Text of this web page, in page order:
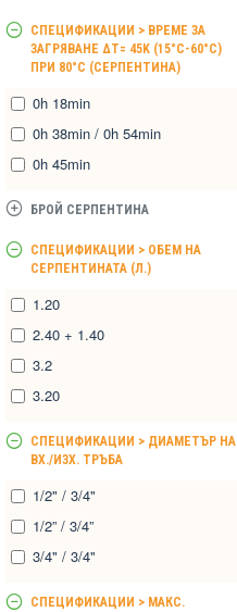
СПЕЦИФИКАЦИИ > ВРЕМЕ ЗА
ЗАГРЯВАНЕ ΔT= 45K (15°C-60°C)
ПРИ 80°C (СЕРПЕНТИНА)
0h 18min
0h 38min / 0h 54min
0h 45min
БРОЙ СЕРПЕНТИНА
СПЕЦИФИКАЦИИ > ОБЕМ НА
СЕРПЕНТИНАТА (Л.)
1.20
2.40 + 1.40
3.2
3.20
СПЕЦИФИКАЦИИ > ДИАМЕТЪР НА
ВХ./ИЗХ. ТРЪБА
1/2" / 3/4"
1/2” / 3/4”
3/4" / 3/4"
СПЕЦИФИКАЦИИ > МАКС.